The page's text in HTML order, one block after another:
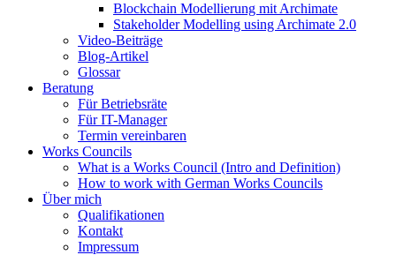
Blockchain Modellierung mit Archimate
Stakeholder Modelling using Archimate 2.0
Video-Beiträge
Blog-Artikel
Glossar
Beratung
Für Betriebsräte
Für IT-Manager
Termin vereinbaren
Works Councils
What is a Works Council (Intro and Definition)
How to work with German Works Councils
Über mich
Qualifikationen
Kontakt
Impressum